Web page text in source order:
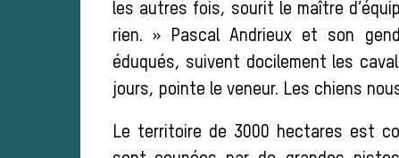
les autres fois, sourit le maître
rien. » Pascal Andrieux et son
éduqués, suivent docilement les
jours, pointe le veneur. Les chiens
Le territoire de 3000 hectares est